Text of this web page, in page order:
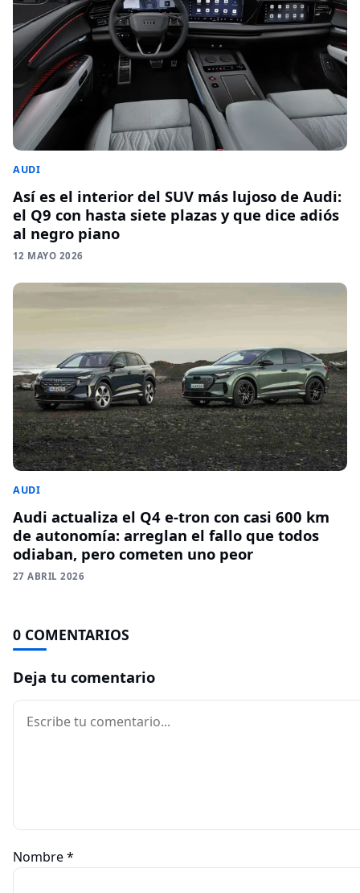
AUDI
Así es el interior del SUV más lujoso de Audi:
el Q9 con hasta siete plazas y que dice adiós
al negro piano
12 MAYO 2026
AUDI
Audi actualiza el Q4 e-tron con casi 600 km
de autonomía: arreglan el fallo que todos
odiaban, pero cometen uno peor
27 ABRIL 2026
0 COMENTARIOS
Deja tu comentario
Comentario
Nombre*